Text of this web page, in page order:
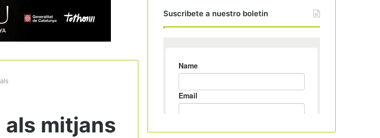
als mitjans
Suscribete a nuestro boletin